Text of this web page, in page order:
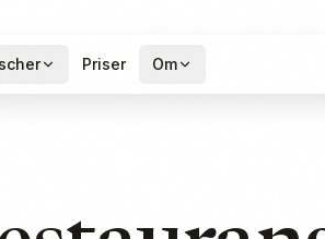
Priser Om